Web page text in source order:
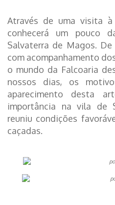
Através de uma visita à
conhecerá um pouco
Salvaterra de Magos.
com acompanhamento
o mundo da Falcoaria
nossos dias, os
aparecimento desta
importância na vila de
reuniu condições
caçadas.